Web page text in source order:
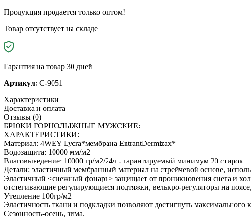
Продукция продается только оптом!
Товар отсутствует на складе
Гарантия на товар 30 дней
Артикул: C-9051
Характеристики
Доставка и оплата
Отзывы (0)
БРЮКИ ГОРНОЛЫЖНЫЕ МУЖСКИЕ:
ХАРАКТЕРИСТИКИ:
Материал: 4WEY Lycra*мембрана EntrantDermizax*
Водозащита: 10000 мм/м2
Влаговыведение: 10000 гр/м2/24ч - гарантируемый минимум 20 стирок
Детали: эластичный мембранный материал на стрейчевой основе,
Эластичный <снежный фонарь> защищает от проникновения снега и
отстегивающие регулирующиеся подтяжки, велькро-регуляторы на
Утепление 100гр/м2
Эластичность ткани и подкладки позволяют достигнуть максимального
Сезонность-осень, зима.